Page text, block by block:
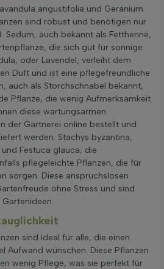
angustifolia und Geranium
sind robust und benötigen nur
Sedum, auch bekannt als Fetthenne,
die sich gut für sonnige
oder Lavendel, verleiht dem
Duft und ist eine pflegefreundliche
auch als Storchschnabel bekannt,
Pflanze, die wenig Aufmerksamkeit
diese wartungsarmen
der Gärtnerei online bestellt und
werden. Stachys byzantina,
Festuca glauca, die
pflegeleichte Pflanzen, die für
sorgen. Diese anspruchslosen
ohne Stress und sind
sind ideal für alle, die einen
Aufwand wünschen. Diese Pflanzen
wenig Pflege, was sie perfekt für